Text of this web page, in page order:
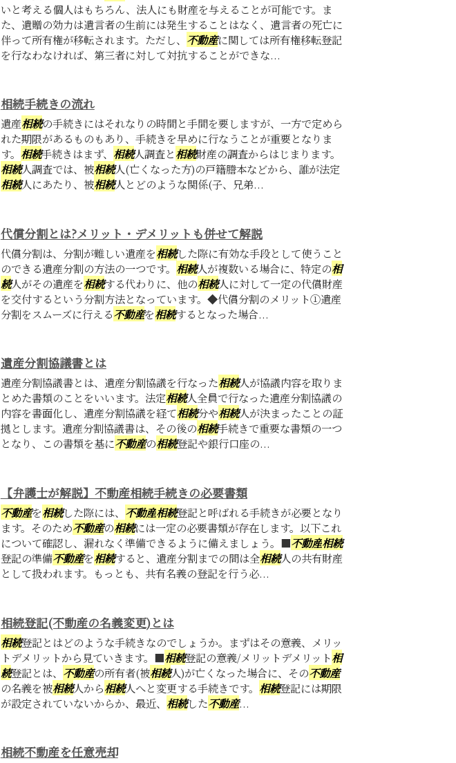
いと考える個人はもちろん、法人にも財産を与えることが可能です。ま
た、遺贈の効力は遺言者の生前には発生することはなく、遺言者の死亡に
伴って所有権が移転されます。ただし、 不動産に関しては所有権移転登記
を行なわなければ、第三者に対して対抗することができな...
相続手続きの流れ
遺産相続の手続きにはそれなりの時間と手間を要しますが、一方で定めら
れた期限があるものもあり、手続きを早めに行なうことが重要となりま
す。 相続手続きはまず、 相続人調査と相続財産の調査からはじまります。
相続人調査では、被相続人(亡くなった方)の戸籍謄本などから、誰が法定
相続人にあたり、被相続人とどのような関係(子、兄弟...
代償分割とは?メリット・デメリットも併せて解説
代償分割は、分割が難しい遺産を相続した際に有効な手段として使うこと
のできる遺産分割の方法の一つです。 相続人が複数いる場合に、特定の相
続人がその遺産を相続する代わりに、他の相続人に対して一定の代償財産
を交付するという分割方法となっています。◆代償分割のメリット①遺産
分割をスムーズに行える不動産を相続するとなった場合...
遺産分割協議書とは
遺産分割協議書とは、遺産分割協議を行なった相続人が協議内容を取りま
とめた書類のことをいいます。法定相続人全員で行なった遺産分割協議の
内容を書面化し、遺産分割協議を経て相続分や相続人が決まったことの証
拠とします。遺産分割協議書は、その後の相続手続きで重要な書類の一つ
となり、この書類を基に不動産の相続登記や銀行口座の...
【弁護士が解説】不動産相続手続きの必要書類
不動産を相続した際には、 不動産相続登記と呼ばれる手続きが必要となり
ます。そのため不動産の相続には一定の必要書類が存在します。以下これ
について確認し、漏れなく準備できるように備えましょう。■不動産相続
登記の準備不動産を相続すると、遺産分割までの間は全相続人の共有財産
として扱われます。もっとも、共有名義の登記を行う必...
相続登記(不動産の名義変更)とは
相続登記とはどのような手続きなのでしょうか。まずはその意義、メリッ
トデメリットから見ていきます。■相続登記の意義/メリットデメリット相
続登記とは、 不動産の所有者(被相続人)が亡くなった場合に、その不動産
の名義を被相続人から相続人へと変更する手続きです。 相続登記には期限
が設定されていないからか、最近、 相続した不動産...
相続不動産を任意売却